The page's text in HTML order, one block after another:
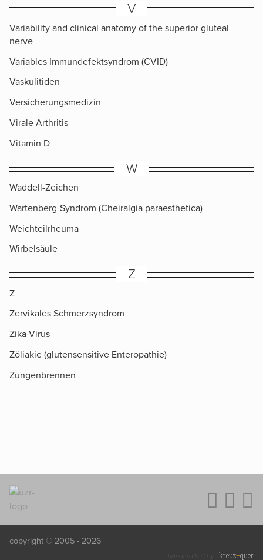
V
Variability and clinical anatomy of the superior gluteal
nerve
Variables Immundefektsyndrom (CVID)
Vaskulitiden
Versicherungsmedizin
Virale Arthritis
Vitamin D
W
Waddell-Zeichen
Wartenberg-Syndrom (Cheiralgia paraesthetica)
Weichteilrheuma
Wirbelsäule
Z
Z
Zervikales Schmerzsyndrom
Zika-Virus
Zöliakie (glutensensitive Enteropathie)
Zungenbrennen
copyright © 2005 - 2026
handcrafted by kreuz+quer